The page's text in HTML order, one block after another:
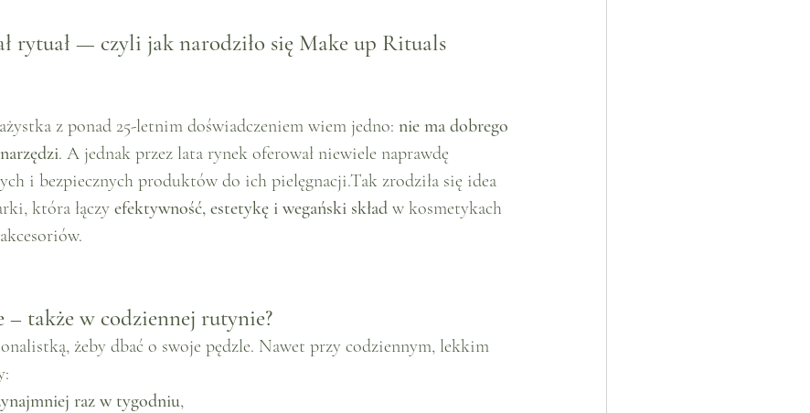
rytuał — czyli jak narodziło się Make up Rituals
z ponad 25-letnim doświadczeniem wiem jedno: nie ma dobrego
. A jednak przez lata rynek oferował niewiele naprawdę
i bezpiecznych produktów do ich pielęgnacji.Tak zrodziła się idea
która łączy efektywność, estetykę i wegański skład w kosmetykach
– także w codziennej rutynie?
żeby dbać o swoje pędzle. Nawet przy codziennym, lekkim
raz w tygodniu,